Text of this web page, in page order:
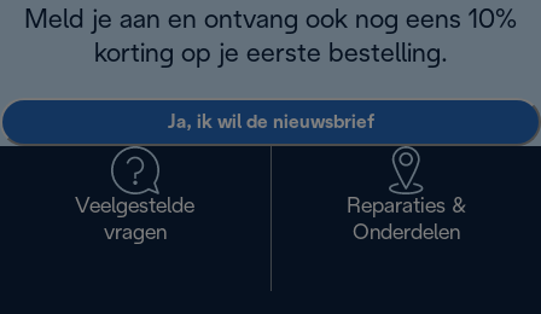
Meld je aan en ontvang ook nog eens 10%
korting op je eerste bestelling.
Ja, ik wil de nieuwsbrief
Veelgestelde
vragen
Reparaties &
Onderdelen